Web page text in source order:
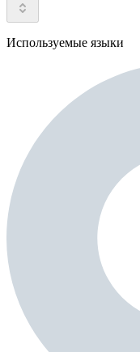
Используемые языки